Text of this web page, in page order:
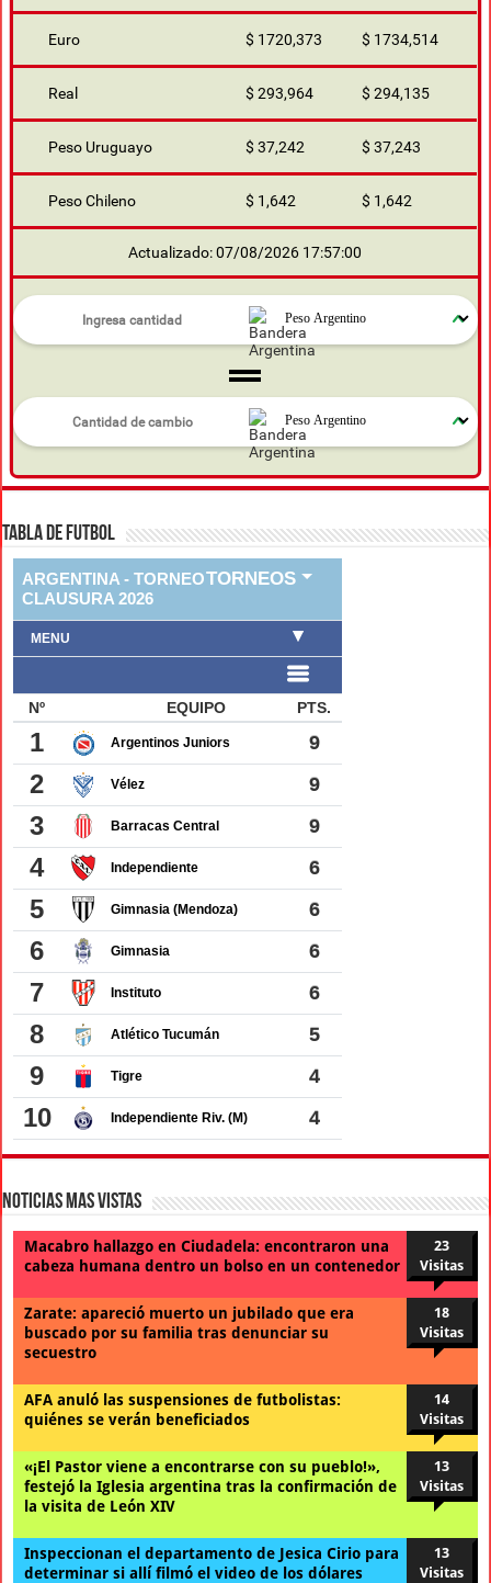
Euro $ 1720,373 $ 1734,514
Real $ 293,964 $ 294,135
Peso Uruguayo $ 37,242 $ 37,243
Peso Chileno $ 1,642 $ 1,642
Actualizado: 07/08/2026 17:57:00
TABLA DE FUTBOL
Noticias Mas Vistas
Macabro hallazgo en Ciudadela: encontraron una
cabeza humana dentro un bolso en un contenedor
23
Visitas
Zarate: apareció muerto un jubilado que era
buscado por su familia tras denunciar su
secuestro
18
Visitas
AFA anuló las suspensiones de futbolistas:
quiénes se verán beneficiados
14
Visitas
«¡El Pastor viene a encontrarse con su pueblo!»,
festejó la Iglesia argentina tras la confirmación de
la visita de León XIV
13
Visitas
Inspeccionan el departamento de Jesica Cirio para
determinar si allí filmó el video de los dólares
13
Visitas